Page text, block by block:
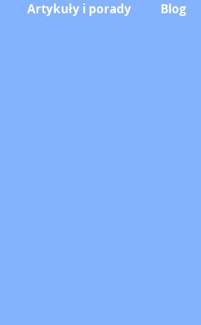
Artykuły i porady Blog